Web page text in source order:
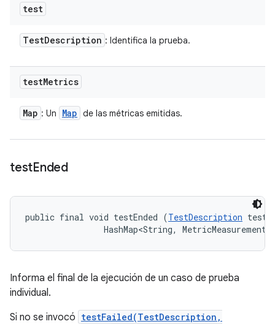
test
TestDescription : Identifica la prueba.
testMetrics
Map : Un Map de las métricas emitidas.
testEnded
public final void testEnded (TestDescription
HashMap<String,
Informa el final de la ejecución de un caso de prueba
individual.
Si no se invocó testFailed(TestDescription,